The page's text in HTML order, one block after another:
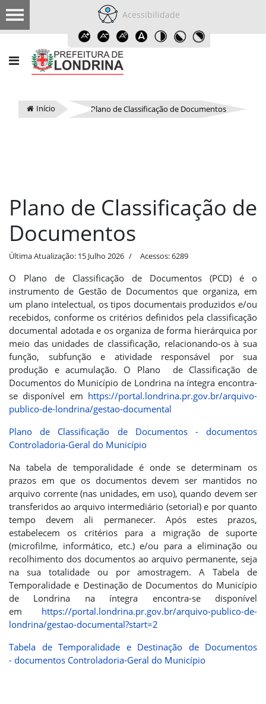
Acessibilidade
Início Plano de Classificação de Documentos
Plano de Classificação de
Documentos
Última Atualização: 15 Julho 2026 Acessos: 6289
O Plano de Classificação de Documentos (PCD) é o
instrumento de Gestão de Documentos que organiza, em
um plano intelectual, os tipos documentais produzidos e/ou
recebidos, conforme os critérios definidos pela classificação
documental adotada e os organiza de forma hierárquica por
meio das unidades de classificação, relacionando-os à sua
função, subfunção e atividade responsável por sua
produção e acumulação. O Plano de Classificação de
Documentos do Município de Londrina na íntegra encontra-
se disponível em https://portal.londrina.pr.gov.br/arquivo-
publico-de-londrina/gestao-documental
Plano de Classificação de Documentos - documentos
Controladoria-Geral do Município
Na tabela de temporalidade é onde se determinam os
prazos em que os documentos devem ser mantidos no
arquivo corrente (nas unidades, em uso), quando devem ser
transferidos ao arquivo intermediário (setorial) e por quanto
tempo devem ali permanecer. Após estes prazos,
estabelecem os critérios para a migração de suporte
(microfilme, informático, etc.) e/ou para a eliminação ou
recolhimento dos documentos ao arquivo permanente, seja
na sua totalidade ou por amostragem. A Tabela de
Temporalidade e Destinação de Documentos do Município
de Londrina na íntegra encontra-se disponível
em https://portal.londrina.pr.gov.br/arquivo-publico-de-
londrina/gestao-documental?start=2
Tabela de Temporalidade e Destinação de Documentos
- documentos Controladoria-Geral do Município